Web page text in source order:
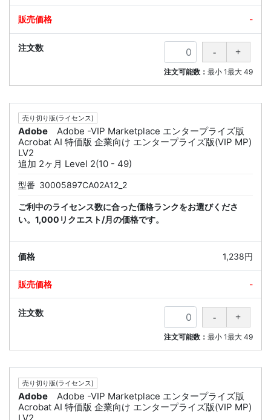
-
注文可能数： 最小 1最大 49
売り切り版(ライセンス)
Adobe
Adobe -VIP Marketplace エンタープライズ版
Acrobat AI 特価版 企業向け エンタープライズ版(VIP MP)
LV2
追加 2ヶ月 Level 2(10 - 49)
型番 30005897CA02A12_2
ご利中のライセンス数に合った価格ランクをお選びくださ
い。1,000リクエスト/月の価格です。
1,238円
-
注文可能数： 最小 1最大 49
売り切り版(ライセンス)
Adobe
Adobe -VIP Marketplace エンタープライズ版
Acrobat AI 特価版 企業向け エンタープライズ版(VIP MP)